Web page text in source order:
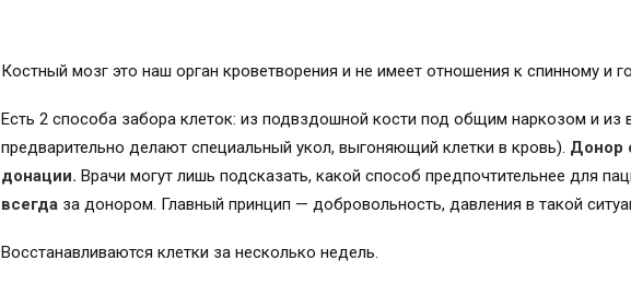
Костный мозг это наш орган кроветворения и не имеет отношения к спинному и
Есть 2 способа забора клеток: из подвздошной кости под общим наркозом и из
предварительно делают специальный укол, выгоняющий клетки в кровь). Донор
донации. Врачи могут лишь подсказать, какой способ предпочтительнее для
всегда за донором. Главный принцип — добровольность, давления в такой
Восстанавливаются клетки за несколько недель.